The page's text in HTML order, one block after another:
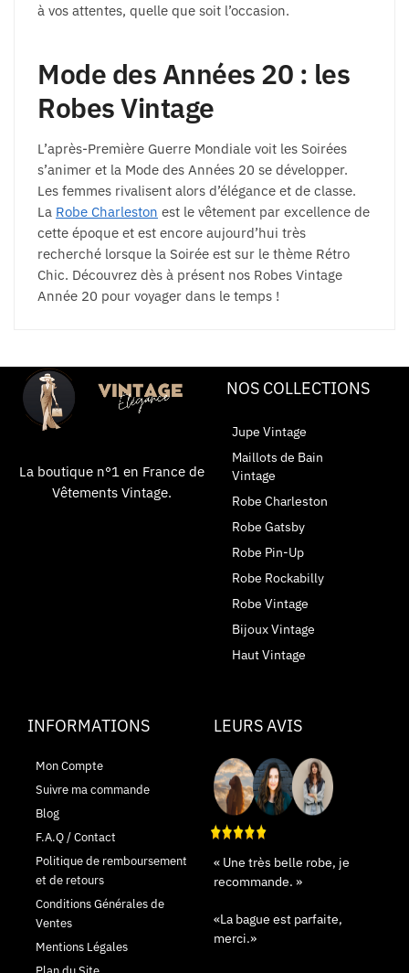
à vos attentes, quelle que soit l’occasion.
Mode des Années 20 : les
Robes Vintage
L’après-Première Guerre Mondiale voit les Soirées
s’animer et la Mode des Années 20 se développer.
Les femmes rivalisent alors d’élégance et de classe.
La Robe Charleston est le vêtement par excellence de
cette époque et est encore aujourd’hui très
recherché lorsque la Soirée est sur le thème Rétro
Chic. Découvrez dès à présent nos Robes Vintage
Année 20 pour voyager dans le temps !
La boutique n°1 en France de
Vêtements Vintage.
NOS COLLECTIONS
Jupe Vintage
Maillots de Bain
Vintage
Robe Charleston
Robe Gatsby
Robe Pin-Up
Robe Rockabilly
Robe Vintage
Bijoux Vintage
Haut Vintage
INFORMATIONS
Mon Compte
Suivre ma commande
Blog
F.A.Q / Contact
Politique de remboursement
et de retours
Conditions Générales de
Ventes
Mentions Légales
LEURS AVIS
« Une très belle robe, je
recommande. »
«La bague est parfaite,
merci.»